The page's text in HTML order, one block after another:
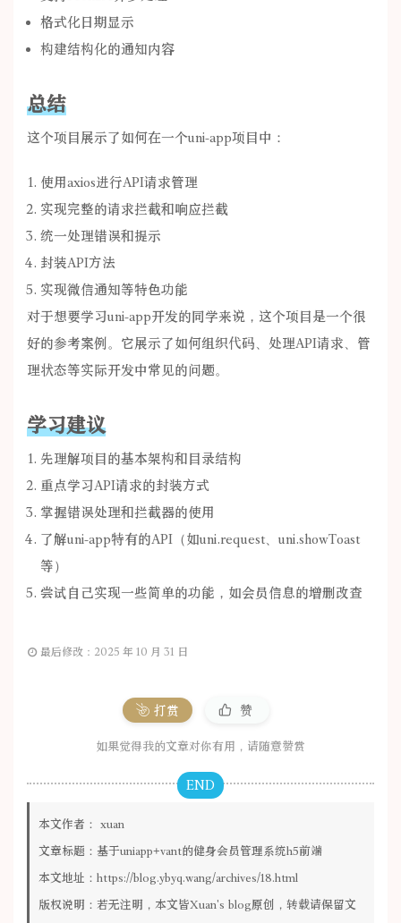
格式化日期显示
构建结构化的通知内容
总结
这个项目展示了如何在一个uni-app项目中：
使用axios进行API请求管理
实现完整的请求拦截和响应拦截
统一处理错误和提示
封装API方法
实现微信通知等特色功能
对于想要学习uni-app开发的同学来说，这个项目是一个很
好的参考案例。它展示了如何组织代码、处理API请求、管
理状态等实际开发中常见的问题。
学习建议
先理解项目的基本架构和目录结构
重点学习API请求的封装方式
掌握错误处理和拦截器的使用
了解uni-app特有的API（如uni.request、uni.showToast
等）
尝试自己实现一些简单的功能，如会员信息的增删改查
最后修改：2025 年 10 月 31 日
打赏 赞
如果觉得我的文章对你有用，请随意赞赏
END
本文作者： xuan
文章标题： 基于uniapp+vant的健身会员管理系统h5前端
本文地址： https://blog.ybyq.wang/archives/18.html
版权说明：若无注明，本文皆Xuan's blog原创，转载请保留文